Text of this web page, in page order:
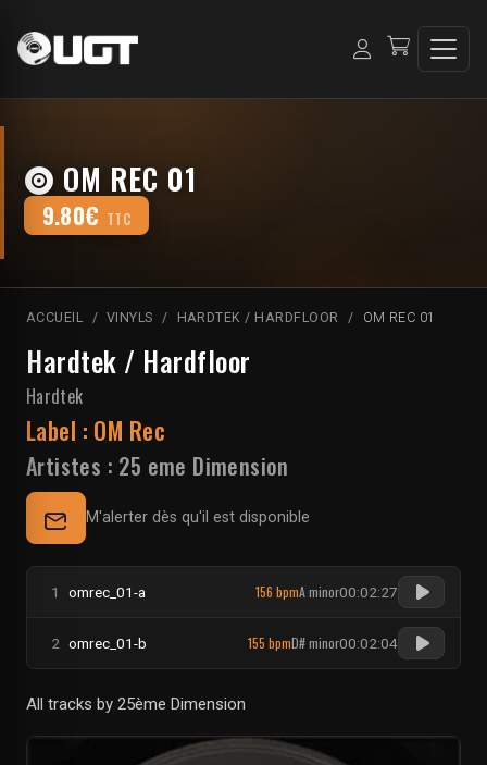
OM REC 01
9.80€ TTC
ACCUEIL VINYLS HARDTEK / HARDFLOOR OM REC 01
Hardtek / Hardfloor
Hardtek
Label : OM Rec
Artistes : 25 eme Dimension
M'alerter dès qu'il est disponible
1 omrec_01-a 156 bpmA minor00:02:27
2 omrec_01-b 155 bpmD# minor00:02:04
All tracks by 25ème Dimension